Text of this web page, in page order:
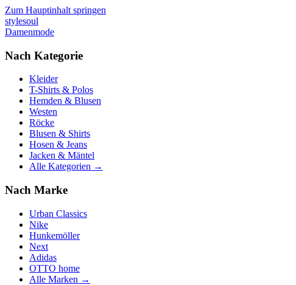
Zum Hauptinhalt springen
stylesoul
Damenmode
Nach Kategorie
Kleider
T-Shirts & Polos
Hemden & Blusen
Westen
Röcke
Blusen & Shirts
Hosen & Jeans
Jacken & Mäntel
Alle Kategorien →
Nach Marke
Urban Classics
Nike
Hunkemöller
Next
Adidas
OTTO home
Alle Marken →